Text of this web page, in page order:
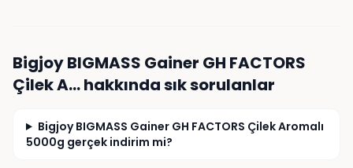
Bigjoy BIGMASS Gainer GH FACTORS
Çilek A…hakkında sık sorulanlar
Bigjoy BIGMASS Gainer GH FACTORS Çilek Aromalı
5000g gerçek indirim mi?